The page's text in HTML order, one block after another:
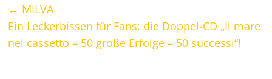
← MILVA
Ein Leckerbissen für Fans: die Doppel-CD „Il mare
nel cassetto – 50 große Erfolge – 50 successi“!